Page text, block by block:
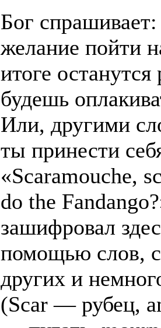
Бог
желание пойти
итоге
будешь
Или, другими
ты принести
«Scaramouche,
do the
зашифровал
помощью слов,
других и
(Scar — рубец,